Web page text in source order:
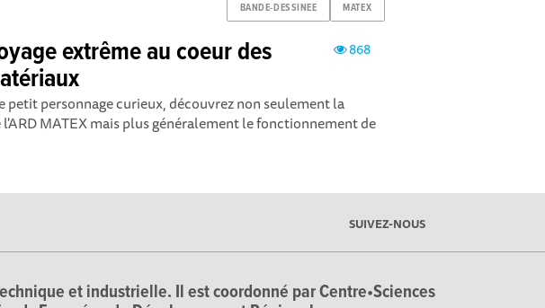
BANDE-DESSINEE MATEX
868
extrême au coeur des
petit personnage curieux, découvrez non seulement la
l'ARD MATEX mais plus généralement le fonctionnement de
SUIVEZ-NOUS
et industrielle. Il est coordonné par Centre•Sciences